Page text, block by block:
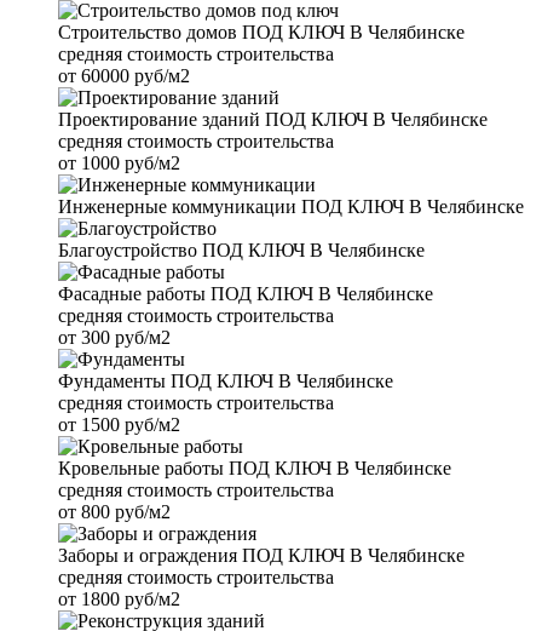
Строительство домов ПОД КЛЮЧ В Челябинске
средняя стоимость строительства
от 60000 руб/м2
Проектирование зданий ПОД КЛЮЧ В Челябинске
средняя стоимость строительства
от 1000 руб/м2
Инженерные коммуникации ПОД КЛЮЧ В Челябинске
Благоустройство ПОД КЛЮЧ В Челябинске
Фасадные работы ПОД КЛЮЧ В Челябинске
средняя стоимость строительства
от 300 руб/м2
Фундаменты ПОД КЛЮЧ В Челябинске
средняя стоимость строительства
от 1500 руб/м2
Кровельные работы ПОД КЛЮЧ В Челябинске
средняя стоимость строительства
от 800 руб/м2
Заборы и ограждения ПОД КЛЮЧ В Челябинске
средняя стоимость строительства
от 1800 руб/м2